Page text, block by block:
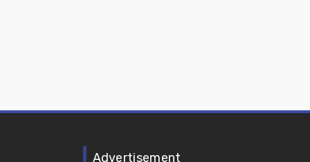
Advertisement